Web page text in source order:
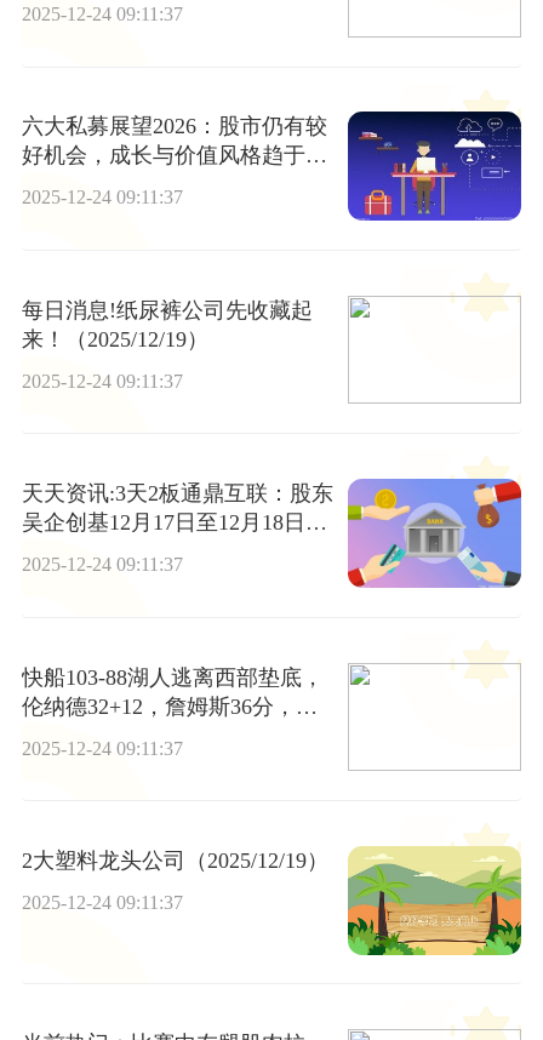
2025-12-24 09:11:37
六大私募展望2026：股市仍有较
好机会，成长与价值风格趋于均
衡
2025-12-24 09:11:37
每日消息!纸尿裤公司先收藏起
来！（2025/12/19）
2025-12-24 09:11:37
天天资讯:3天2板通鼎互联：股东
吴企创基12月17日至12月18日卖
出公司股份592.48万股
2025-12-24 09:11:37
快船103-88湖人逃离西部垫底，
伦纳德32+12，詹姆斯36分，东
2025-12-24 09:11:37
2大塑料龙头公司（2025/12/19）
2025-12-24 09:11:37